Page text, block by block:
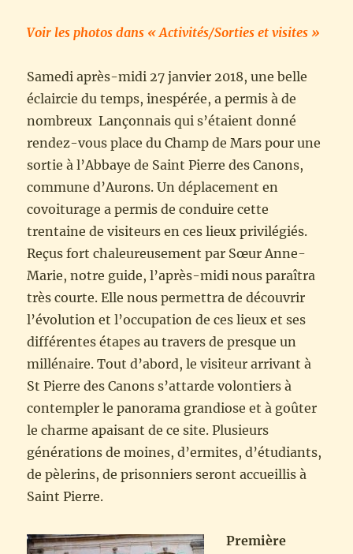
Voir les photos dans « Activités/Sorties et visites »
Samedi après-midi 27 janvier 2018, une belle
éclaircie du temps, inespérée, a permis à de
nombreux Lançonnais qui s’étaient donné
rendez-vous place du Champ de Mars pour une
sortie à l’Abbaye de Saint Pierre des Canons,
commune d’Aurons. Un déplacement en
covoiturage a permis de conduire cette
trentaine de visiteurs en ces lieux privilégiés.
Reçus fort chaleureusement par Sœur Anne-
Marie, notre guide, l’après-midi nous paraîtra
très courte. Elle nous permettra de découvrir
l’évolution et l’occupation de ces lieux et ses
différentes étapes au travers de presque un
millénaire. Tout d’abord, le visiteur arrivant à
St Pierre des Canons s’attarde volontiers à
contempler le panorama grandiose et à goûter
le charme apaisant de ce site. Plusieurs
générations de moines, d’ermites, d’étudiants,
de pèlerins, de prisonniers seront accueillis à
Saint Pierre.
Première